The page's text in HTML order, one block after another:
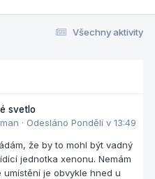
Všechny aktivity
svetlo
· Odesláno Pondělí v 13:49
že by to mohl být vadný
jednotka xenonu. Nemám
umístění je obvykle hned u